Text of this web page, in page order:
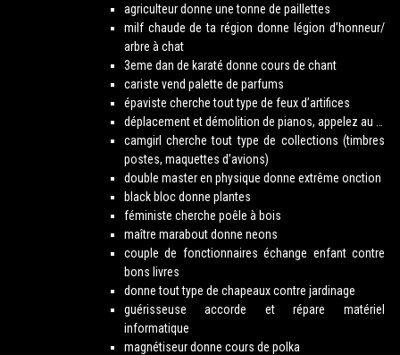
agriculteur donne une tonne de paillettes
milf chaude de ta région donne légion d’honneur/
arbre à chat
3eme dan de karaté donne cours de chant
cariste vend palette de parfums
épaviste cherche tout type de feux d’artifices
déplacement et démolition de pianos, appelez au …
camgirl cherche tout type de collections (timbres
postes, maquettes d’avions)
double master en physique donne extrême onction
black bloc donne plantes
féministe cherche poêle à bois
maître marabout donne neons
couple de fonctionnaires échange enfant contre
bons livres
donne tout type de chapeaux contre jardinage
guérisseuse accorde et répare matériel
informatique
magnétiseur donne cours de polka